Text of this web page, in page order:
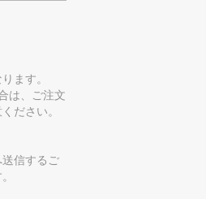
ます。
は、ご注文
ださい。
信するご